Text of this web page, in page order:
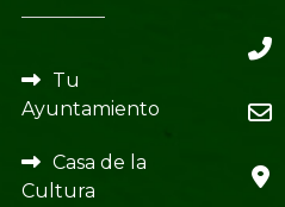
Tu
Ayuntamiento
Casa de la
Cultura